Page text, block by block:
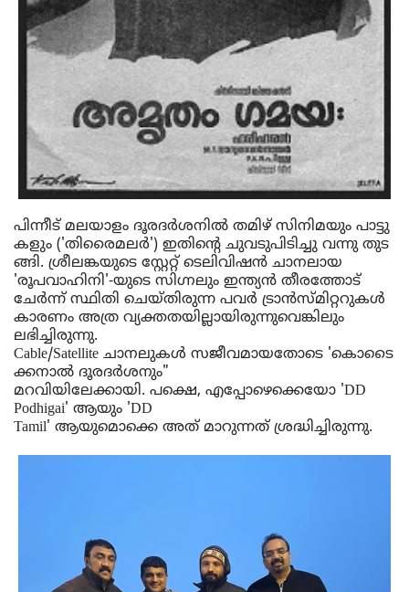
പിന്നീട് മലയാളം ദൂരദർശനിൽ തമിഴ് സിനിമയും പാട്ടു
കളും ('തിരൈമലർ') ഇതിന്റെ ചുവടുപിടിച്ചു വന്നു തുട
ങ്ങി. ശ്രീലങ്കയുടെ സ്റ്റേറ്റ് ടെലിവിഷൻ ചാനലായ
'രൂപവാഹിനി'-യുടെ സിഗ്നലും ഇന്ത്യൻ തീരത്തോട്
ചേർന്ന് സ്ഥിതി ചെയ്തിരുന്ന പവർ ട്രാൻസ്മിറ്ററുകൾ
കാരണം അത്ര വ്യക്തതയി
ലഭിച്ചിരുന്നു.
Cable/Satellite ചാനലുകൾ സജീവമായതോടെ 'കൊടൈ
ക്കനാൽ ദൂരദർശനും"
മറവിയിലേക്കായി. പക്ഷെ, എപ്പോഴെക്കെയോ 'DD
Podhigai' ആയും 'DD
Tamil' ആയുമൊക്കെ അത് മാറുന്നത് ശ്രദ്ധിച്ചിരുന്നു.